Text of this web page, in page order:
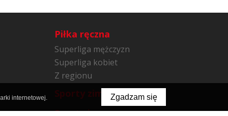
Piłka ręczna
Superliga mężczyzn
Superliga kobiet
Z regionu
Sporty zimowe
Sporty inne
internetowej. Zgadzam się